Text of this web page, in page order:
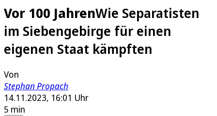
Vor 100 JahrenWie Separatisten
im Siebengebirge für einen
eigenen Staat kämpften
Von
Stephan Propach
14.11.2023, 16:01 Uhr
5 min